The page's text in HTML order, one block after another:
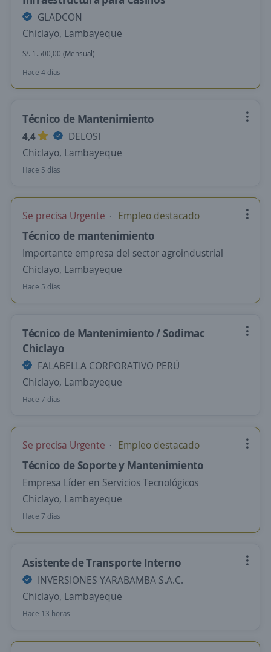
GLADCON
Chiclayo, Lambayeque
S/. 1.500,00 (Mensual)
Hace 4 días
Técnico de Mantenimiento
4,4
DELOSI
Chiclayo, Lambayeque
Hace 5 días
Se precisa Urgente Empleo destacado
Técnico de mantenimiento
Importante empresa del sector agroindustrial
Chiclayo, Lambayeque
Hace 5 días
Técnico de Mantenimiento / Sodimac
Chiclayo
FALABELLA CORPORATIVO PERÚ
Chiclayo, Lambayeque
Hace 7 días
Se precisa Urgente Empleo destacado
Técnico de Soporte y Mantenimiento
Empresa Líder en Servicios Tecnológicos
Chiclayo, Lambayeque
Hace 7 días
Asistente de Transporte Interno
INVERSIONES YARABAMBA S.A.C.
Chiclayo, Lambayeque
Hace 13 horas